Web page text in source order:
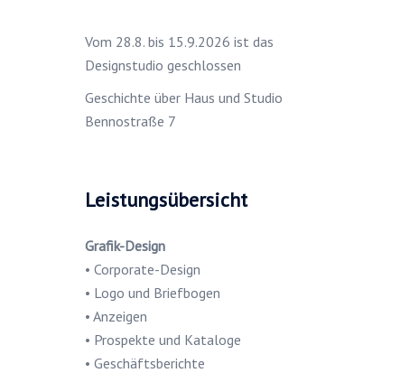
Vom 28.8. bis 15.9.2026 ist das
Designstudio geschlossen
Geschichte über Haus und Studio
Bennostraße 7
Leistungsübersicht
Grafik-Design
• Corporate-Design
• Logo und Briefbogen
• Anzeigen
• Prospekte und Kataloge
• Geschäftsberichte